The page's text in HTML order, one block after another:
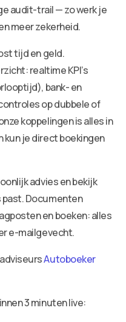
audit-trail — zo werk je
meer zekerheid.
tijd en geld.
realtime KPI’s
bank- en
op dubbele of
koppelingen is alles in
kun je direct boekingen
advies en bekijk
Documenten
en boeken: alles
e-mailgevecht.
Autoboeker
3 minuten live: